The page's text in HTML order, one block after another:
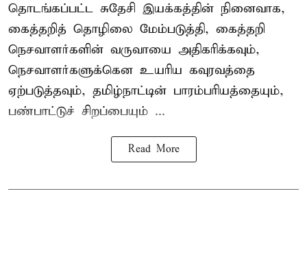
தொடங்கப்பட்ட சுதேசி இயக்கத்தின் நினைவாக,
கைத்தறித் தொழிலை மேம்படுத்தி, கைத்தறி
நெசவாளர்களின் வருவாயை அதிகரிக்கவும்,
நெசவாளர்களுக்கென உயரிய கவுரவத்தை
ஏற்படுத்தவும், தமிழ்நாட்டின் பாரம்பரியத்தையும்,
பண்பாட்டுச் சிறப்பையும் ...
Read More